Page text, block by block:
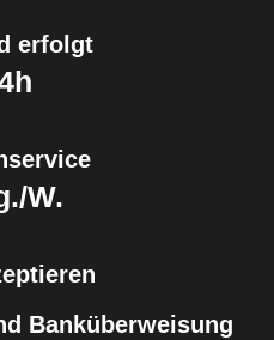
erfolgt
W.
Banküberweisung